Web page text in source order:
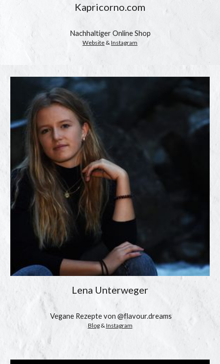
Kapricorno.com
Nachhaltiger Online Shop
Website & Instagram
Lena Unterweger
Vegane Rezepte von @flavour.dreams
Blog & Instagram